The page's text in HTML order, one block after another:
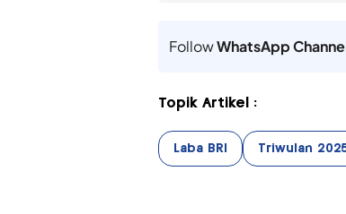
FollowWhatsApp
Topik Artikel :
Laba BRI Triwulan